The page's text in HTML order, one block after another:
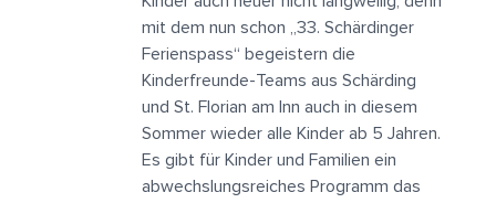
mit dem nun schon „33. Schärdinger
Ferienspass“ begeistern die
Kinderfreunde-Teams aus Schärding
und St. Florian am Inn auch in diesem
Sommer wieder alle Kinder ab 5 Jahren.
Es gibt für Kinder und Familien ein
abwechslungsreiches Programm das